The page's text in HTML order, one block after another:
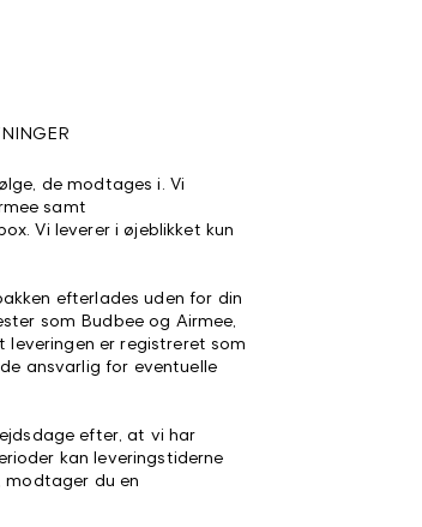
de modtages i. Vi
samt
Vi leverer i øjeblikket kun
efterlades uden for din
som Budbee og Airmee,
er registreret som
ansvarlig for eventuelle
efter, at vi har
kan leveringstiderne
du en